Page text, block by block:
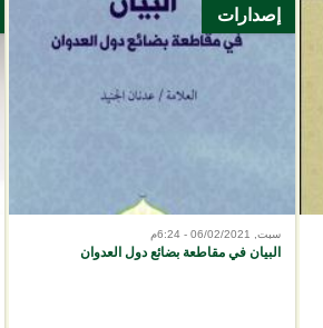
إصدارات
سبت, 06/02/2021 - 6:24م
البيان في مقاطعة بضائع دول العدوان